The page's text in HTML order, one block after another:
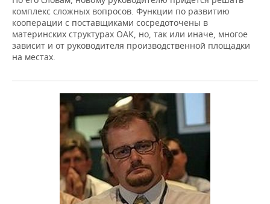
комплекс сложных вопросов. Функции по развитию
кооперации с поставщиками сосредоточены в
материнских структурах ОАК, но, так или иначе, многое
зависит и от руководителя производственной площадки
на местах.